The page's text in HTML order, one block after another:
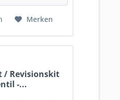
Merken
/ Revisionskit
-...